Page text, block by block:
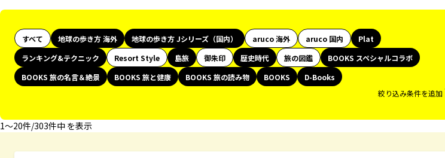
すべて 地球の歩き方 海外 地球の歩き方 Jシリーズ（国内） aruco 海外 aruco 国内
Plat
ランキング&テクニック
Resort Style 島旅 御朱印 歴史時代 旅の図鑑
BOOKS スペシャルコラボ
BOOKS 旅の名言＆絶景
BOOKS 旅と健康 BOOKS 旅の読み物 BOOKS
D-Books
絞り込み条件を追加
1〜20件/303件中 を表示